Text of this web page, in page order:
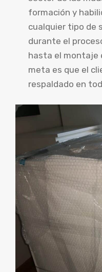
formación y
cualquier tipo de
durante el
hasta el montaje
meta es que el
respaldado en